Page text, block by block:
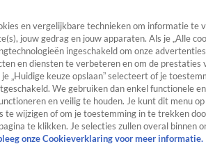
en vergelijkbare technieken om informatie te
jouw gedrag en jouw apparaten. Als je „Alle
ingeschakeld om onze
en diensten te verbeteren en om de prestaties
„Huidige keuze opslaan” selecteert of je
We gebruiken dan enkel functionele
en veilig te houden. Je kunt dit menu
te wijzigen of om je toestemming in te trekken
te klikken. Je selecties zullen overal binnen
onze Cookieverklaring voor meer informatie.